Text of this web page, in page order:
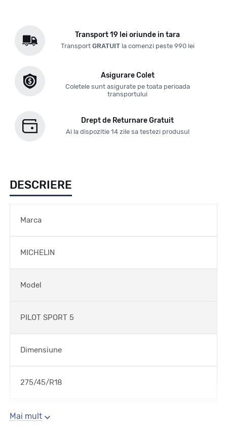
Transport 19 lei oriunde in tara
Transport GRATUITla comenzi peste 990 lei
Asigurare Colet
Coletele sunt asigurate pe toata perioada
transportului
Drept de Returnare Gratuit
Ai la dispozitie 14 zile sa testezi produsul
DESCRIERE
Marca
MICHELIN
Model
PILOT SPORT 5
Dimensiune
275/45/R18
Sezon
Mai mult